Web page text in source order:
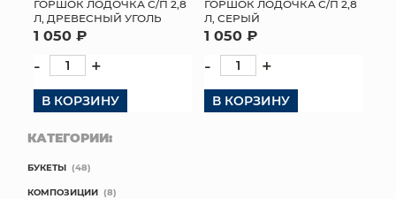
ГОРШОК ЛОДОЧКА С/П 2,8
Л, ДРЕВЕСНЫЙ УГОЛЬ
1 050 ₽
- +
В КОРЗИНУ
ГОРШОК ЛОДОЧКА С/П 2,8
Л, СЕРЫЙ
1 050 ₽
- +
В КОРЗИНУ
КАТЕГОРИИ:
БУКЕТЫ (48)
КОМПОЗИЦИИ (8)